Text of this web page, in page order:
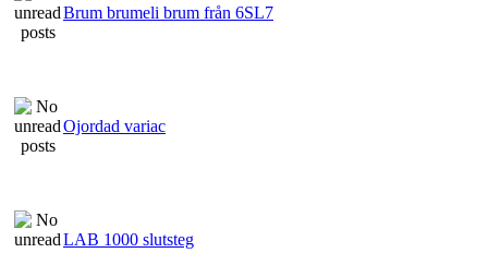
Brum brumeli brum från 6SL7
Ojordad variac
LAB 1000 slutsteg